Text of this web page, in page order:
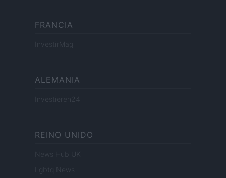
FRANCIA
InvestirMag
ALEMANIA
Investieren24
REINO UNIDO
News Hub UK
Lgbtq News